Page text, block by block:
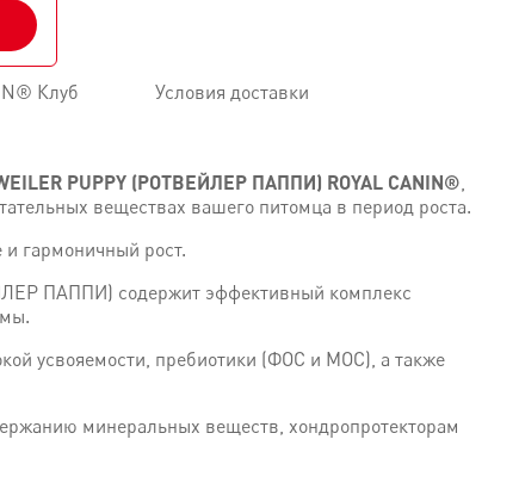
Клуб Условия доставки
PUPPY (РОТВЕЙЛЕР ПАППИ) ROYAL CANIN®,
веществах вашего питомца в период роста.
гармоничный рост.
ПАППИ) содержит эффективный комплекс
усвояемости, пребиотики (ФОС и МОС), а также
минеральных веществ, хондропротекторам